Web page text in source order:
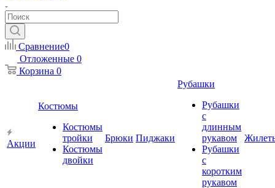
Сравнение0
Отложенные 0
Корзина 0
Акции
Костюмы
Костюмы
тройки
Костюмы
двойки
Брюки Пиджаки
Рубашки
Рубашки
с
длинным
рукавом
Рубашки
с
коротким
рукавом